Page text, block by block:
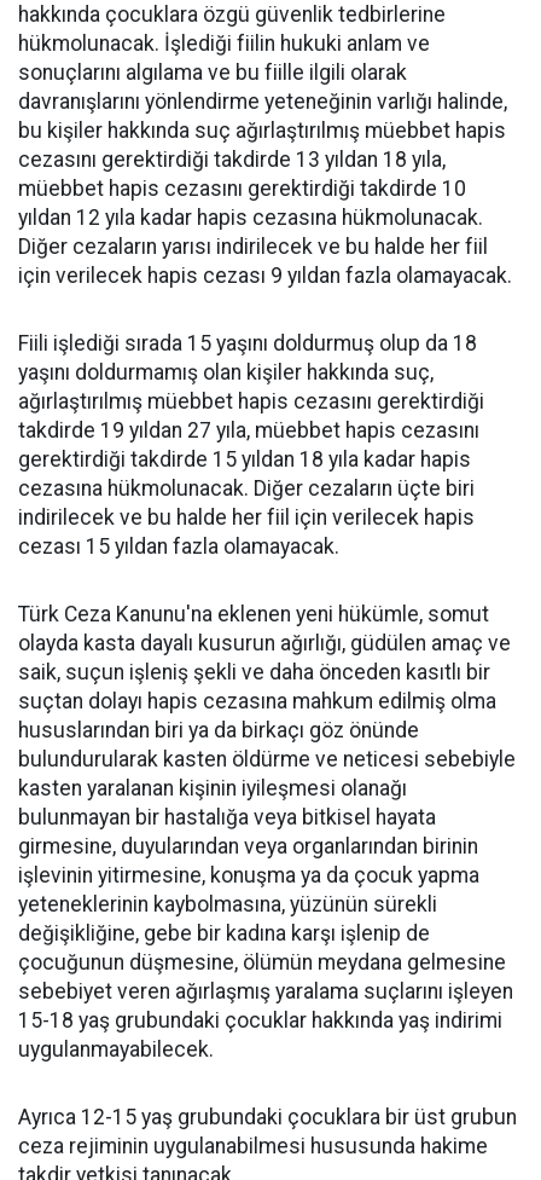
hakkında çocuklara özgü güvenlik tedbirlerine
hükmolunacak. İşlediği fiilin hukuki anlam ve
sonuçlarını algılama ve bu fiille ilgili olarak
davranışlarını yönlendirme yeteneğinin varlığı halinde,
bu kişiler hakkında suç ağırlaştırılmış müebbet hapis
cezasını gerektirdiği takdirde 13 yıldan 18 yıla,
müebbet hapis cezasını gerektirdiği takdirde 10
yıldan 12 yıla kadar hapis cezasına hükmolunacak.
Diğer cezaların yarısı indirilecek ve bu halde her fiil
için verilecek hapis cezası 9 yıldan fazla olamayacak.
Fiili işlediği sırada 15 yaşını doldurmuş olup da 18
yaşını doldurmamış olan kişiler hakkında suç,
ağırlaştırılmış müebbet hapis cezasını gerektirdiği
takdirde 19 yıldan 27 yıla, müebbet hapis cezasını
gerektirdiği takdirde 15 yıldan 18 yıla kadar hapis
cezasına hükmolunacak. Diğer cezaların üçte biri
indirilecek ve bu halde her fiil için verilecek hapis
cezası 15 yıldan fazla olamayacak.
Türk Ceza Kanunu'na eklenen yeni hükümle, somut
olayda kasta dayalı kusurun ağırlığı, güdülen amaç ve
saik, suçun işleniş şekli ve daha önceden kasıtlı bir
suçtan dolayı hapis cezasına mahkum edilmiş olma
hususlarından biri ya da birkaçı göz önünde
bulundurularak kasten öldürme ve neticesi sebebiyle
kasten yaralanan kişinin iyileşmesi olanağı
bulunmayan bir hastalığa veya bitkisel hayata
girmesine, duyularından veya organlarından birinin
işlevinin yitirmesine, konuşma ya da çocuk yapma
yeteneklerinin kaybolmasına, yüzünün sürekli
değişikliğine, gebe bir kadına karşı işlenip de
çocuğunun düşmesine, ölümün meydana gelmesine
sebebiyet veren ağırlaşmış yaralama suçlarını işleyen
15-18 yaş grubundaki çocuklar hakkında yaş indirimi
uygulanmayabilecek.
Ayrıca 12-15 yaş grubundaki çocuklara bir üst grubun
ceza rejiminin uygulanabilmesi hususunda hakime
takdir yetkisi tanınacak.